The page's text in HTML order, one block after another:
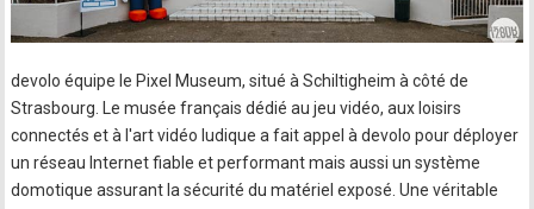
devolo équipe le Pixel Museum, situé à Schiltigheim à côté de
Strasbourg. Le musée français dédié au jeu vidéo, aux loisirs
connectés et à l'art vidéo ludique a fait appel à devolo pour déployer
un réseau Internet fiable et performant mais aussi un système
domotique assurant la sécurité du matériel exposé. Une véritable